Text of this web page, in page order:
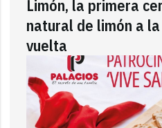
Limón, la primera
natural de limón a
vuelta